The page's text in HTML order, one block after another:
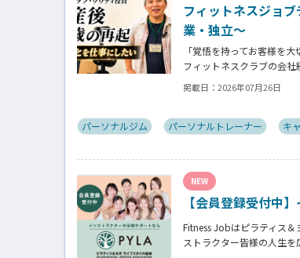
フィットネスジョ
業・独立～
「覚悟を持ってお客様を大
フィットネスクラブの会
立し再起を図ったパーソ
フィットネスクラブのキャ
掲載日： 2026年07月26日
パーソナルジム パーソナルトレーナー キ
NEW
【会員登録受付中
Fitness Jobはピラティス
ストラクター皆様の人生を